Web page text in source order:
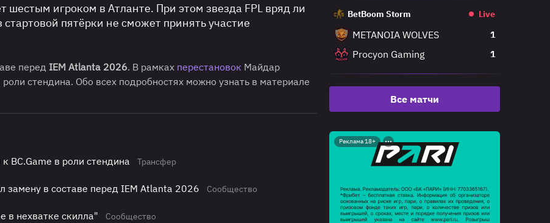
шестым игроком в Атланте. При этом звезда FPL вряд ли
пятёрки не сможет принять участие
перед IEM Atlanta 2026. В рамках перестановок Майдар
стендина. Обо всех подробностях можно узнать в материале
BC.Gamе в роли стендина Трансфер
замену в составе перед IEM Atlanta 2026 Сообщество
в нехватке скилла" Сообщество
BetBoom Storm Live
METANOIA WOLVES 1
Procyon Gaming 1
Все матчи
Реклама 18+